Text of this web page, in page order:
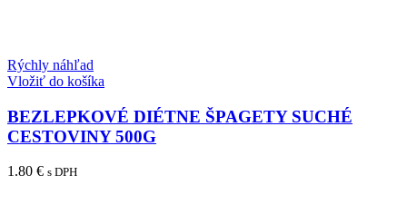
Rýchly náhľad
Vložiť do košíka
BEZLEPKOVÉ DIÉTNE ŠPAGETY SUCHÉ
CESTOVINY 500G
1.80 € s DPH